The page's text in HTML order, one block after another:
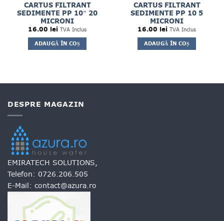
CARTUS FILTRANT
SEDIMENTE PP 10″ 20
MICRONI
16.00 lei TVA Inclus
ADAUGĂ ÎN COȘ
CARTUS FILTRANT
SEDIMENTE PP 10 5
MICRONI
16.00 lei TVA Inclus
ADAUGĂ ÎN COȘ
DESPRE MAGAZIN
EMIRATECH SOLUTIONS,
Telefon: 0726.206.505
E-Mail: contact@azura.ro